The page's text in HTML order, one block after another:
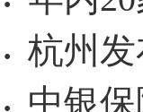
· 杭州
中银